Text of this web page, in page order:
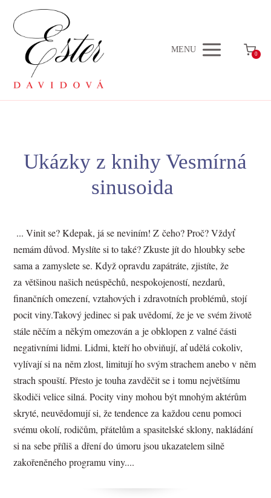
MENU 0
Ukázky z knihy Vesmírná
sinusoida
... Vinit se? Kdepak, já se neviním! Z čeho? Proč? Vždyť
nemám důvod. Myslíte si to také? Zkuste jít do hloubky sebe
sama a zamyslete se. Když opravdu zapátráte, zjistíte, že
za většinou našich neúspěchů, nespokojeností, nezdarů,
finančních omezení, vztahových i zdravotních problémů, stojí
pocit viny.Takový jedinec si pak uvědomí, že je ve svém životě
stále něčím a někým omezován a je obklopen z valné části
negativními lidmi. Lidmi, kteří ho obviňují, ať udělá cokoliv,
vylívají si na něm zlost, limitují ho svým strachem anebo v něm
strach spouští. Přesto je touha zavděčit se i tomu největšímu
škodiči velice silná. Pocity viny mohou být mnohým aktérům
skryté, neuvědomují si, že tendence za každou cenu pomoci
svému okolí, rodičům, přátelům a spasitelské sklony, nakládání
si na sebe příliš a dření do úmoru jsou ukazatelem silně
zakořeněného programu viny....